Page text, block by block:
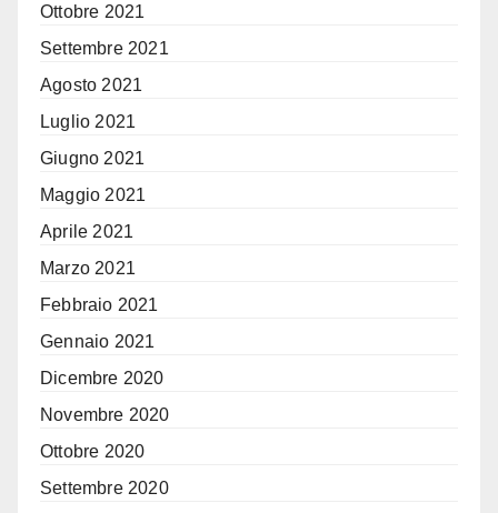
Ottobre 2021
Settembre 2021
Agosto 2021
Luglio 2021
Giugno 2021
Maggio 2021
Aprile 2021
Marzo 2021
Febbraio 2021
Gennaio 2021
Dicembre 2020
Novembre 2020
Ottobre 2020
Settembre 2020